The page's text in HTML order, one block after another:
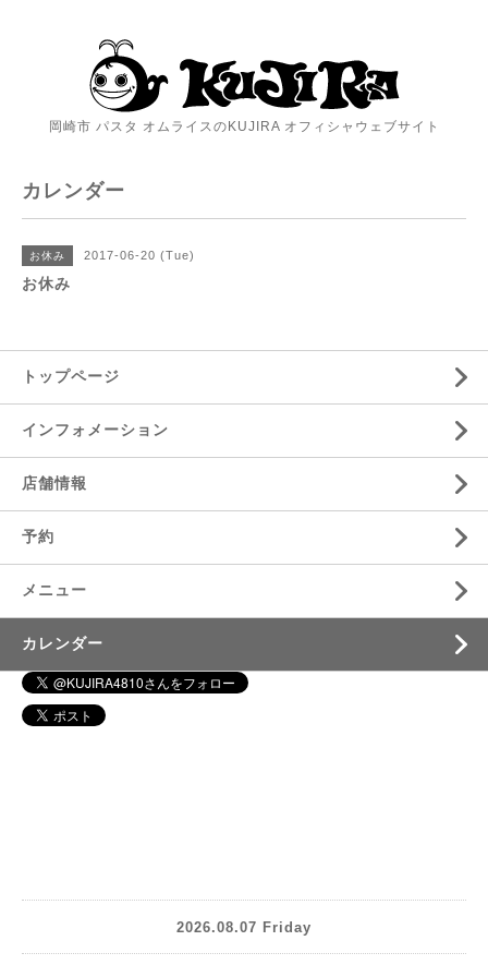
岡崎市 パスタ オムライスのKUJIRA オフィシャウェブサイト
カレンダー
お休み 2017-06-20 (Tue)
お休み
トップページ
インフォメーション
店舗情報
予約
メニュー
カレンダー
2026.08.07 Friday